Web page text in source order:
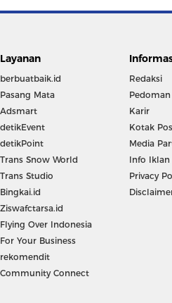
Layanan
berbuatbaik.id
Pasang Mata
Adsmart
detikEvent
detikPoint
Trans Snow World
Trans Studio
Bingkai.id
Ziswafctarsa.id
Flying Over Indonesia
For Your Business
rekomendit
Community Connect
Redaksi
Karir
Kotak Pos
Media
Info Iklan
Privacy